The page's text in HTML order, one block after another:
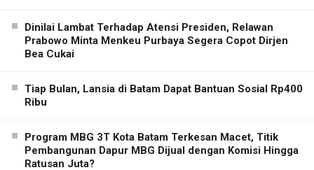
Dinilai Lambat Terhadap Atensi Presiden, Relawan
Prabowo Minta Menkeu Purbaya Segera Copot Dirjen
Bea Cukai
Tiap Bulan, Lansia di Batam Dapat Bantuan Sosial Rp400
Ribu
Program MBG 3T Kota Batam Terkesan Macet, Titik
Pembangunan Dapur MBG Dijual dengan Komisi Hingga
Ratusan Juta?